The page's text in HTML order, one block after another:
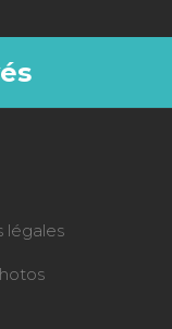
légales